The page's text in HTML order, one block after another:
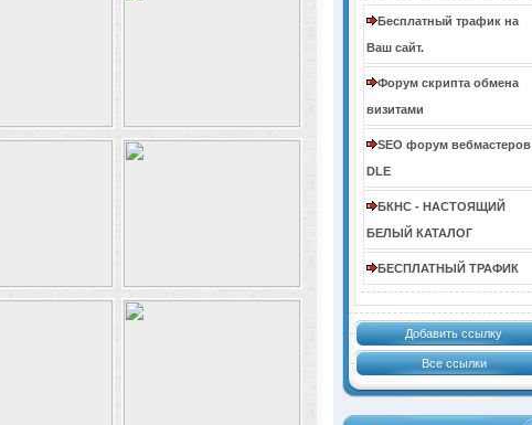
Бесплатный трафик на
Ваш сайт.
Форум скрипта обмена
визитами
SEO форум вебмастеров
DLE
БКНС - НАСТОЯЩИЙ
БЕЛЫЙ КАТАЛОГ
БЕСПЛАТНЫЙ ТРАФИК
Добавить ссылку
Все ссылки